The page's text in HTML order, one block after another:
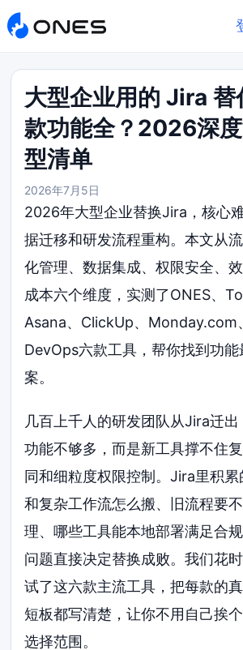
大型企业用的 Jira 替
款功能全？2026深
型清单
2026年7月5日
2026年大型企业替换Jira，核心
据迁移和研发流程重构。本文从
化管理、数据集成、权限安全、
成本六个维度，实测了ONES、
Asana、ClickUp、Monday.com
DevOps六款工具，帮你找到功
案。
几百上千人的研发团队从Jira迁
功能不够多，而是新工具撑不住
同和细粒度权限控制。Jira里积
和复杂工作流怎么搬、旧流程要
理、哪些工具能本地部署满足合
问题直接决定替换成败。我们花
试了这六款主流工具，把每款的
短板都写清楚，让你不用自己挨
选择范围。